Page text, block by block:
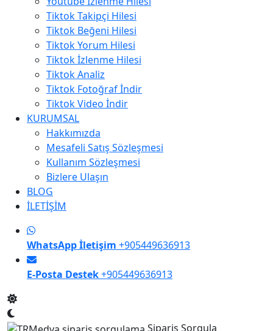
Tiktok Takipçi Hilesi
Tiktok Beğeni Hilesi
Tiktok Yorum Hilesi
Tiktok İzlenme Hilesi
Tiktok Analiz
Tiktok Fotoğraf İndir
Tiktok Video İndir
KURUMSAL
Hakkımızda
Mesafeli Satış Sözleşmesi
Kullanım Sözleşmesi
Bizlere Ulaşın
BLOG
İLETİŞİM
WhatsApp İletişim +905449636913
E-Posta Destek+905449636913
Sipariş Sorgula